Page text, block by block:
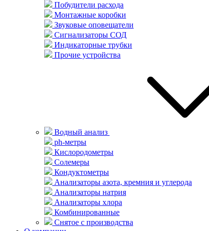
Побудители расхода
Монтажные коробки
Звуковые оповещатели
Сигнализаторы СОД
Индикаторные трубки
Прочие устройства
Водный анализ
ph-метры
Кислородометры
Солемеры
Кондуктометры
Анализаторы азота, кремния и углерода
Анализаторы натрия
Анализаторы хлора
Комбинированные
Снятое с производства